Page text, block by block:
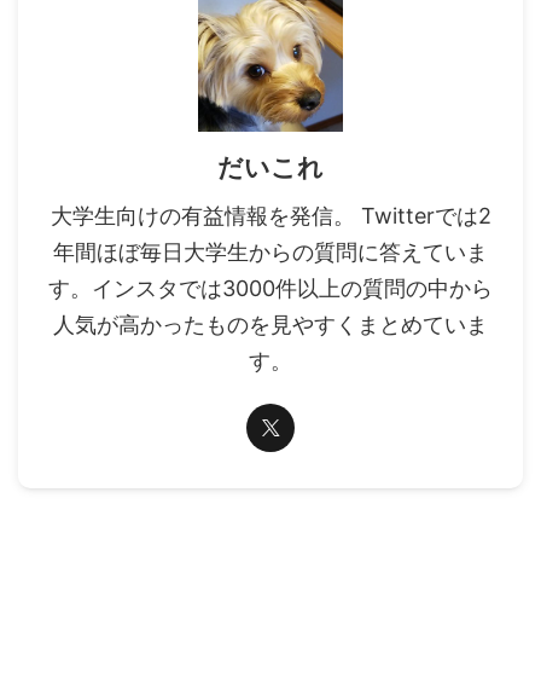
だいこれ
大学生向けの有益情報を発信。 Twitterでは2
年間ほぼ毎日大学生からの質問に答えていま
す。インスタでは3000件以上の質問の中から
人気が高かったものを見やすくまとめていま
す。